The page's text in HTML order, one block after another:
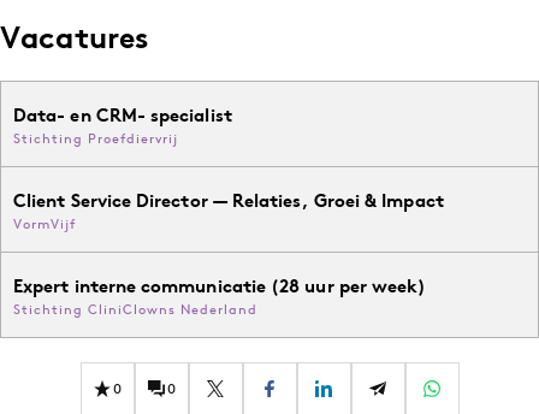
Vacatures
Data- en CRM- specialist
Stichting Proefdiervrij
Client Service Director — Relaties, Groei & Impact
VormVijf
Expert interne communicatie (28 uur per week)
Stichting CliniClowns Nederland
0 0